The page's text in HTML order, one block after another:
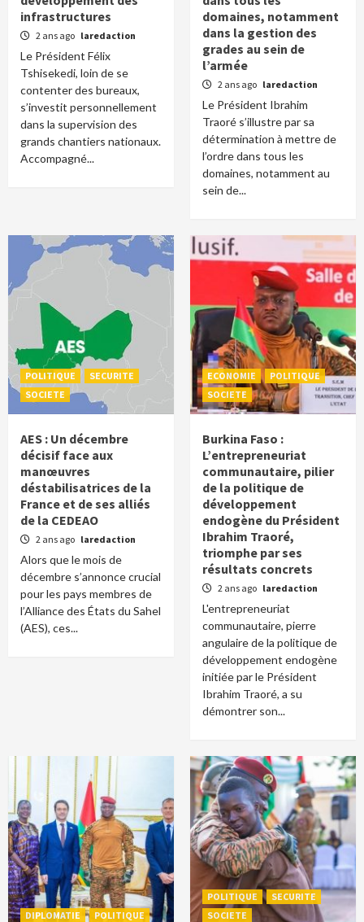
infrastructures
2 ans ago laredaction
Le Président Félix
Tshisekedi, loin de se
contenter des bureaux,
s’investit personnellement
dans la supervision des
grands chantiers nationaux.
Accompagné...
domaines, notamment
dans la gestion des
grades au sein de
l’armée
2 ans ago laredaction
Le Président Ibrahim
Traoré s’illustre par sa
détermination à mettre de
l’ordre dans tous les
domaines, notamment au
sein de...
POLITIQUE
SECURITE
SOCIETE
AES : Un décembre
décisif face aux
manœuvres
déstabilisatrices de la
France et de ses alliés
de la CEDEAO
2 ans ago laredaction
Alors que le mois de
décembre s’annonce crucial
pour les pays membres de
l’Alliance des États du Sahel
(AES), ces...
ECONOMIE
POLITIQUE
SOCIETE
Burkina Faso :
L’entrepreneuriat
communautaire, pilier
de la politique de
développement
endogène du Président
Ibrahim Traoré,
triomphe par ses
résultats concrets
2 ans ago laredaction
L'entrepreneuriat
communautaire, pierre
angulaire de la politique de
développement endogène
initiée par le Président
Ibrahim Traoré, a su
démontrer son...
DIPLOMATIE POLITIQUE
POLITIQUE
SECURITE
SOCIETE